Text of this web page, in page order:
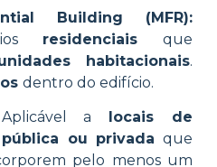
Building (MFR):
residenciais que
habitacionais.
dentro do edifício.
Aplicável a
locais de
ou privada que
pelo menos um